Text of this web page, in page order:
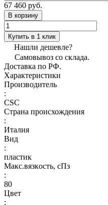
67 460 руб.
В корзину
Купить в 1 клик
Нашли дешевле?
Самовывоз со склада.
Доставка по РФ.
Характеристики
Производитель
:
CSC
Страна происхождения
:
Италия
Вид
:
пластик
Макс.вязкoсть, сПз
:
80
Цвет
: